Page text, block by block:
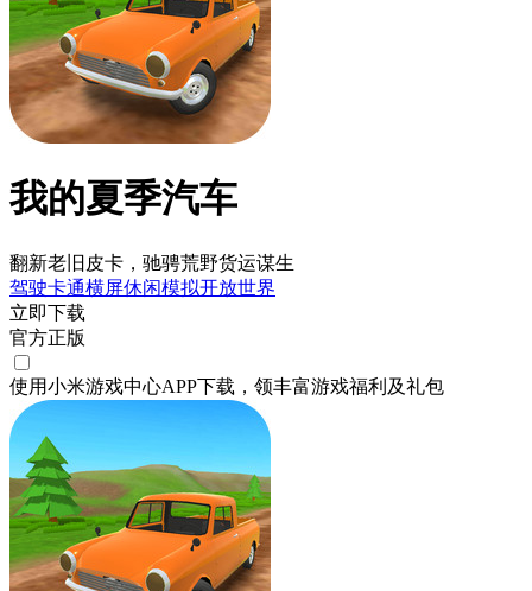
我的夏季汽车
翻新老旧皮卡，驰骋荒野货运谋生
驾驶卡通横屏休闲模拟开放世界
立即下载
官方正版
使用小米游戏中心APP下载 ，领丰富游戏福利 及礼包